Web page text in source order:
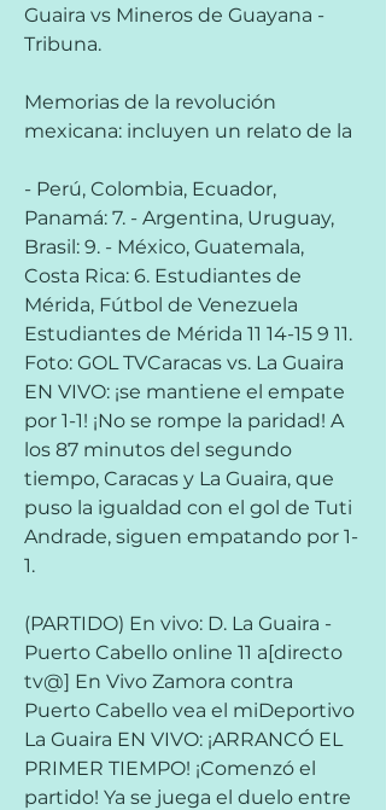
Guaira vs Mineros de Guayana -
Tribuna.
Memorias de la revolución
mexicana: incluyen un relato de la
- Perú, Colombia, Ecuador,
Panamá: 7. - Argentina, Uruguay,
Brasil: 9. - México, Guatemala,
Costa Rica: 6. Estudiantes de
Mérida, Fútbol de Venezuela
Estudiantes de Mérida 11 14-15 9 11.
Foto: GOL TVCaracas vs. La Guaira
EN VIVO: ¡se mantiene el empate
por 1-1! ¡No se rompe la paridad! A
los 87 minutos del segundo
tiempo, Caracas y La Guaira, que
puso la igualdad con el gol de Tuti
Andrade, siguen empatando por 1-
1.
(PARTIDO) En vivo: D. La Guaira -
Puerto Cabello online 11 a[directo
tv@] En Vivo Zamora contra
Puerto Cabello vea el miDeportivo
La Guaira EN VIVO: ¡ARRANCÓ EL
PRIMER TIEMPO! ¡Comenzó el
partido! Ya se juega el duelo entre